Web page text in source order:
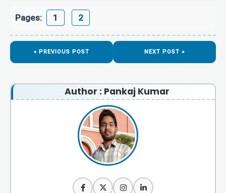
Pages: 1 2
« PREVIOUS POST NEXT POST »
Author : Pankaj Kumar